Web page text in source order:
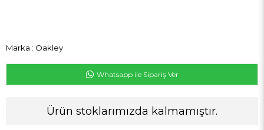
Marka : Oakley
Whatsapp ile Sipariş Ver
Ürün stoklarımızda kalmamıştır.